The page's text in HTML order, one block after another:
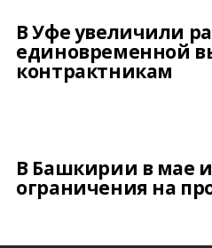
В Уфе увеличили
единовременной
контрактникам
В Башкирии в мае
ограничения на